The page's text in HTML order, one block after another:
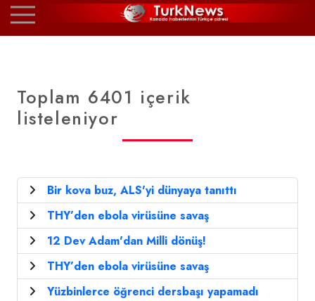
Toplam 6401 içerik
listeleniyor
Bir kova buz, ALS'yi dünyaya tanıttı
THY’den ebola virüsüne savaş
12 Dev Adam'dan Milli dönüş!
THY’den ebola virüsüne savaş
Yüzbinlerce öğrenci dersbaşı yapamadı